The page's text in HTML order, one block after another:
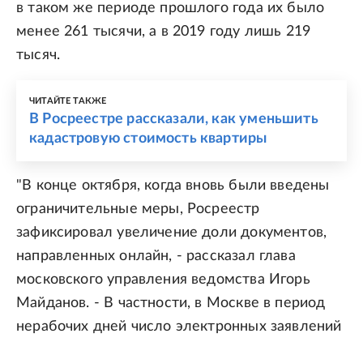
в таком же периоде прошлого года их было
менее 261 тысячи, а в 2019 году лишь 219
тысяч.
ЧИТАЙТЕ ТАКЖЕ
В Росреестре рассказали, как уменьшить
кадастровую стоимость квартиры
"В конце октября, когда вновь были введены
ограничительные меры, Росреестр
зафиксировал увеличение доли документов,
направленных онлайн, - рассказал глава
московского управления ведомства Игорь
Майданов. - В частности, в Москве в период
нерабочих дней число электронных заявлений